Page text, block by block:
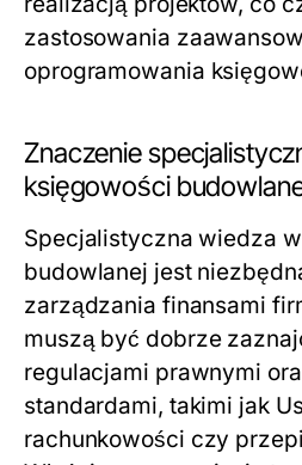
zastosowania
oprogramowania
Znaczenie
księgowości
Specjalistyczna wiedza
budowlanej jest
zarządzania finansami
muszą być dobrze
regulacjami prawnymi
standardami, takimi jak
rachunkowości czy